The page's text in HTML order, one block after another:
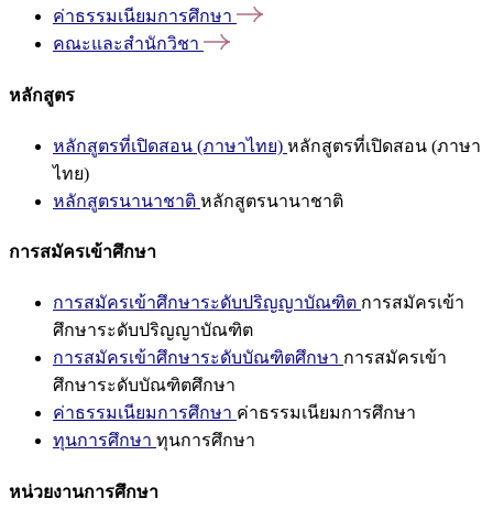
ค่าธรรมเนียมการศึกษา
คณะและสำนักวิชา
หลักสูตร
หลักสูตรที่เปิดสอน (ภาษาไทย) หลักสูตรที่เปิดสอน (ภาษา
ไทย)
หลักสูตรนานาชาติ หลักสูตรนานาชาติ
การสมัครเข้าศึกษา
การสมัครเข้าศึกษาระดับปริญญาบัณฑิต การสมัครเข้า
ศึกษาระดับปริญญาบัณฑิต
การสมัครเข้าศึกษาระดับบัณฑิตศึกษา การสมัครเข้า
ศึกษาระดับบัณฑิตศึกษา
ค่าธรรมเนียมการศึกษา ค่าธรรมเนียมการศึกษา
ทุนการศึกษา ทุนการศึกษา
หน่วยงานการศึกษา